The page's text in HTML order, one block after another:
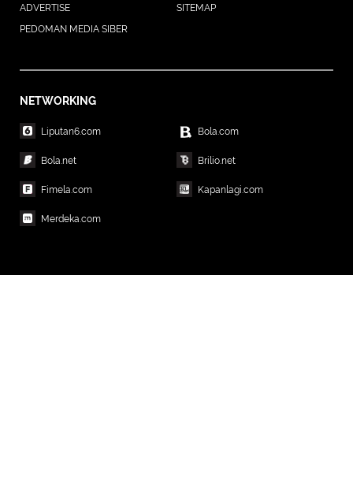
ADVERTISE
SITEMAP
PEDOMAN MEDIA SIBER
NETWORKING
Liputan6.com Bola.com
Bola.net Brilio.net
Fimela.com Kapanlagi.com
Merdeka.com